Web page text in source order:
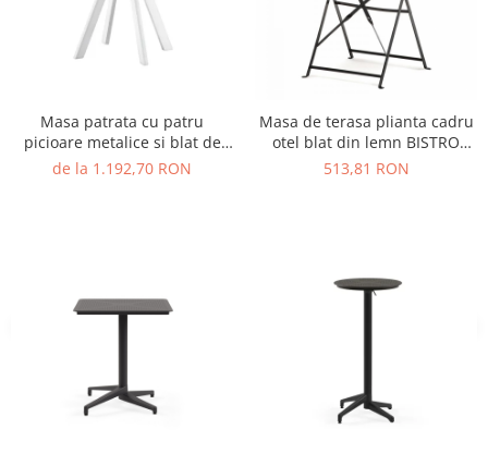
Vitrina bar / retrobar
Accesorii
Blaturi din PAL
Blaturi din MDF
Blaturi din metal
Blaturi din piatra naturala si
compozit
Scaune de lucru
Masa patrata cu patru
picioare metalice si blat de
HPL MATRIX ARKI-BASE ARK4
de la 1.192,70 RON
Masa de terasa plianta cadru
otel blat din lemn BISTRO
TABLE
513,81 RON